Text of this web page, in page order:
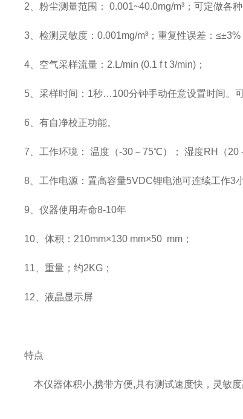
2、粉尘测量范围： 0.001~40.0mg/m³；可定做各种
3、检测灵敏度：0.001mg/m³；重复性误差：≤±3%
4、空气采样流量：2.L/min (0.1 f t 3/min)；
5、采样时间：1秒…100分钟手动任意设置时间。
6、有自净校正功能。
7、工作环境： 温度（-30－75℃）； 湿度RH（20
8、工作电源：置高容量5VDC锂电池可连续工作3
9、仪器使用寿命8-10年
10、体积：210mm×130 mm×50 mm；
11、重量；约2KG；
12、液晶显示屏
特点
本仪器体积小,携带方便,具有测试速度快，灵敏